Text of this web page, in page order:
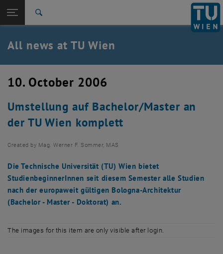
TU Login
Quicklinks
Toggle quicklinks menu
Studies
Career
Back: list subpages of parent page TU Wien Homepage
Back to:
TU Wien Homepage
Overview
All news at TU Wien
10. October 2006
Umstellung auf Bachelor/Master an
der TU Wien komplett
Created by Mag. Werner F. Sommer, MAS
Die Technische Universität (TU) Wien bietet
StudienbeginnerInnen seit diesem Semester alle Studien
nach der europaweit gültigen Bologna-Architektur
(Bachelor - Master - Doktorat) an.
The images for this item are only visible after login.